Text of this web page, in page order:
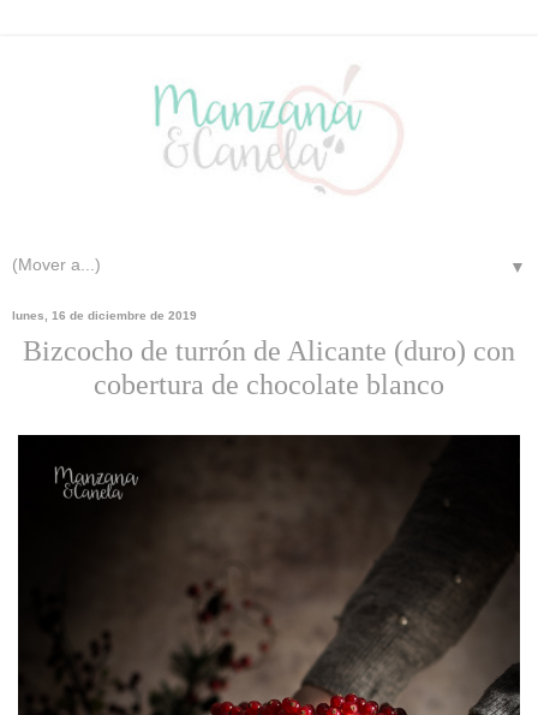
▼
lunes, 16 de diciembre de 2019
Bizcocho de turrón de Alicante (duro) con
cobertura de chocolate blanco